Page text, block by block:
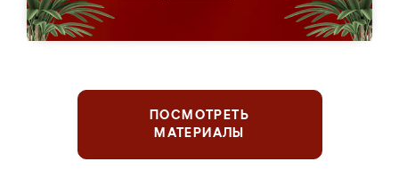
ПОСМОТРЕТЬ
МАТЕРИАЛЫ